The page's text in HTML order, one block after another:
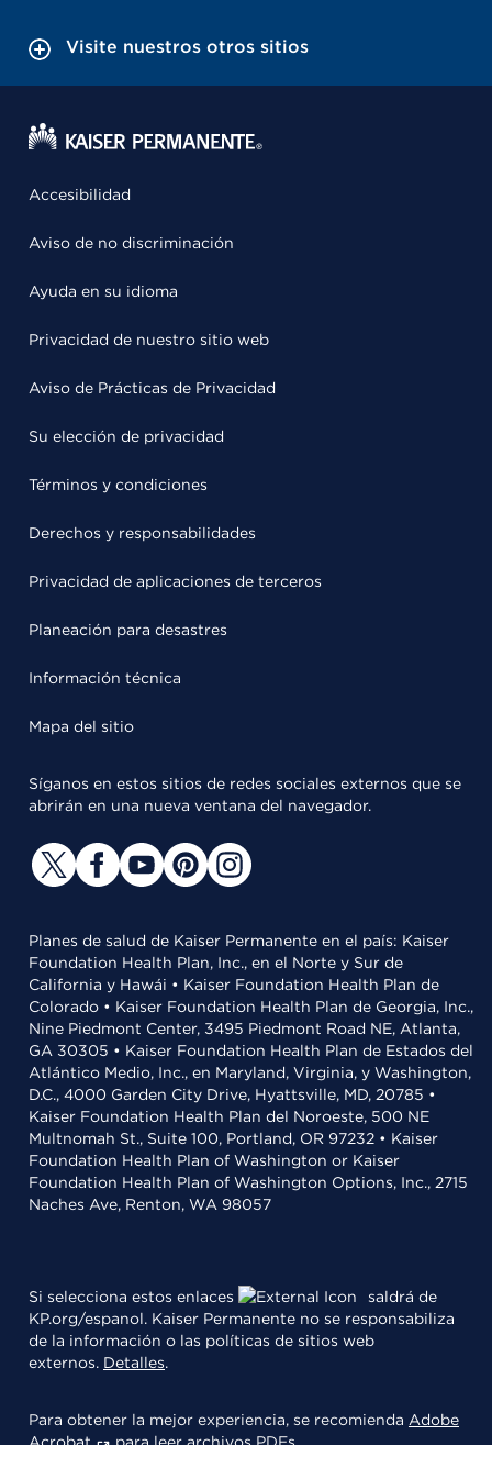
Visite nuestros otros sitios
Accesibilidad
Aviso de no discriminación
Ayuda en su idioma
Privacidad de nuestro sitio web
Aviso de Prácticas de Privacidad
Su elección de privacidad
Términos y condiciones
Derechos y responsabilidades
Privacidad de aplicaciones de terceros
Planeación para desastres
Información técnica
Mapa del sitio
Síganos en estos sitios de redes sociales externos que se
abrirán en una nueva ventana del navegador.
Planes de salud de Kaiser Permanente en el país: Kaiser
Foundation Health Plan, Inc., en el Norte y Sur de
California y Hawái • Kaiser Foundation Health Plan de
Colorado • Kaiser Foundation Health Plan de Georgia, Inc.,
Nine Piedmont Center, 3495 Piedmont Road NE, Atlanta,
GA 30305 • Kaiser Foundation Health Plan de Estados del
Atlántico Medio, Inc., en Maryland, Virginia, y Washington,
D.C., 4000 Garden City Drive, Hyattsville, MD, 20785 •
Kaiser Foundation Health Plan del Noroeste, 500 NE
Multnomah St., Suite 100, Portland, OR 97232 • Kaiser
Foundation Health Plan of Washington or Kaiser
Foundation Health Plan of Washington Options, Inc., 2715
Naches Ave, Renton, WA 98057
Si selecciona estos enlaces
saldrá de
KP.org/espanol. Kaiser Permanente no se responsabiliza
de la información o las políticas de sitios web
externos. Detalles.
Para obtener la mejor experiencia, se recomienda Adobe
Acrobat
para leer archivos PDFs.